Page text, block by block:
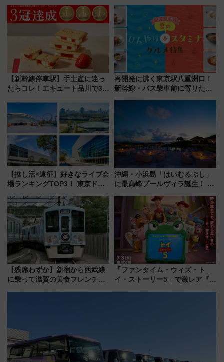
な夜
と料金・アクセスを徹底解説
（札幌市）
【新幹線停車駅】手土産に迷っ
たらコレ！エキュート品川で3年
産スイーツとは？
再開発に沸く東京駅八重洲口！
新幹線・バス乗車前に寄りたい
やり＆スタミナグルメ」6選【新
【推し活×遠征】好きなライブ会
場ランキングTOP3！ 東京ドー
由と交通アクセス術、ライブ会
場に何を求める？
沖縄・小浜島「はいむるぶし」
に最高峰プールヴィラ誕生！ 石
美旅「何もしない贅沢」を体験
してみない？
【残席わずか】新宿から西武線
に乗って滋賀の美食フレンチを
「ファンタイム・ウィズ・ト
イ・ストーリー5」で激レア『ロ